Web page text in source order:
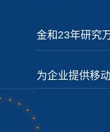
金和23年研究
为企业提供移